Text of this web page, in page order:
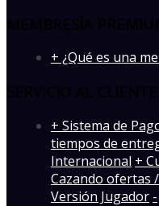
+ ¿Qué es una
+ Sistema de
tiempos de
Internacional +
Cazando ofertas
Versión Jugador -